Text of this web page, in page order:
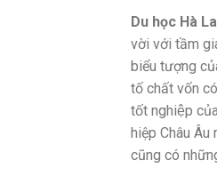
Du học Hà
vời với tầm
biểu tượng
tố chất vốn
tốt nghiệp
hiệp Châu
cũng có